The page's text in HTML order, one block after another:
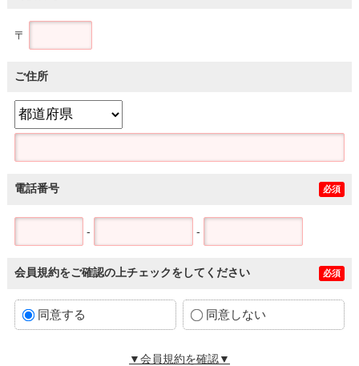
〒
ご住所
電話番号 必須
- -
会員規約をご確認の上チェックをしてください 必須
同意する 同意しない
▼会員規約を確認▼